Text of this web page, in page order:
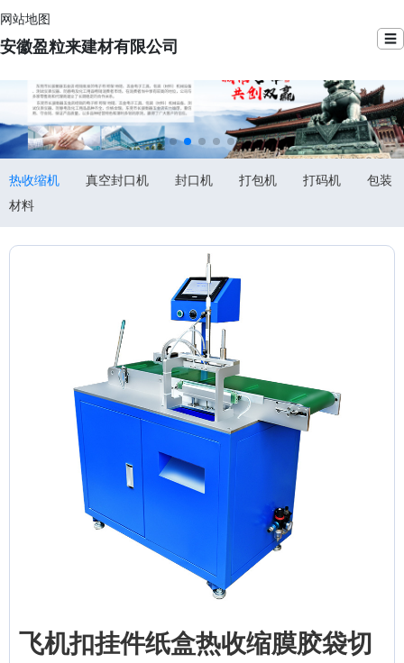
网站地图
安徽盈粒来建材有限公司 ☰
热收缩机 真空封口机 封口机 打包机 打码机
包装
材料
飞机扣挂件纸盒热收缩膜胶袋切